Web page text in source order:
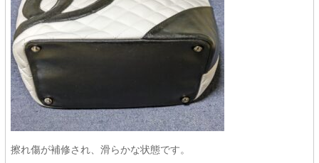
擦れ傷が補修され、滑らかな状態です。